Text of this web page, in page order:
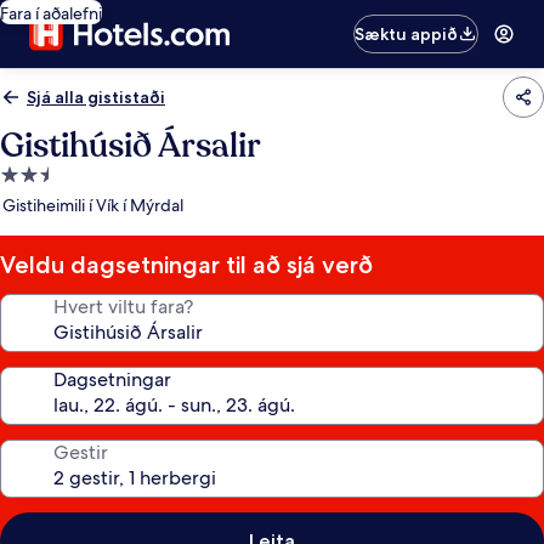
Fara í aðalefni
Sæktu appið
Sjá alla gististaði
Gistihúsið Ársalir
2.5
stjörnu
Gistiheimili í Vík í Mýrdal
Veldu dagsetningar til að sjá verð
Hvert viltu fara?
Dagsetningar
Gestir